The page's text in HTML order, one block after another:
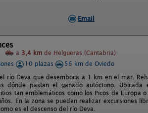
Email
a 3,4 km de Helgueras (Cantabria)
10 plazas
56 km de Oviedo
río Deva que desemboca a 1 km en el mar.
dónde pastan el ganado autóctono. Ubicada
tan emblemáticos como los Picos de Europa
En la zona se pueden realizar excursiones
es el descenso del río Deva.